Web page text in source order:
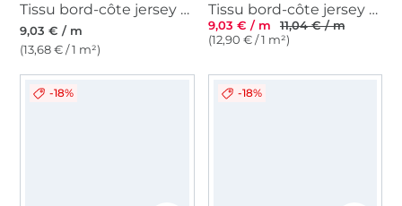
Tissu bord-côte jersey tubulaire lisse, pétrole foncé
9,03 € / m
(13,68 € / 1 m²)
Tissu bord-côte jersey tubulaire Emma, cognac
9,03 € / m
11,04 € / m
(12,90 € / 1 m²)
-18% -18%